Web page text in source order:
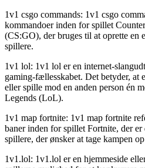
1v1 csgo commands: 1v1 csgo
kommandoer inden for spillet
(CS:GO), der bruges til at oprette en
spillere.
1v1 lol: 1v1 lol er en internet-
gaming-fællesskabet. Det betyder, at
eller spille mod en anden person én
Legends (LoL).
1v1 map fortnite: 1v1 map fortnite
baner inden for spillet Fortnite, der
spillere, der ønsker at tage kampen
1v1.lol: 1v1.lol er en hjemmeside